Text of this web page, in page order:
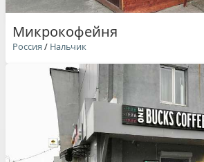
Микрокофейня
Россия / Нальчик